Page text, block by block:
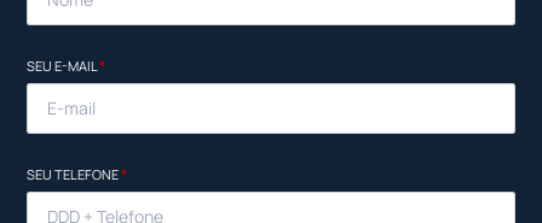
SEU E-MAIL*
SEU TELEFONE*